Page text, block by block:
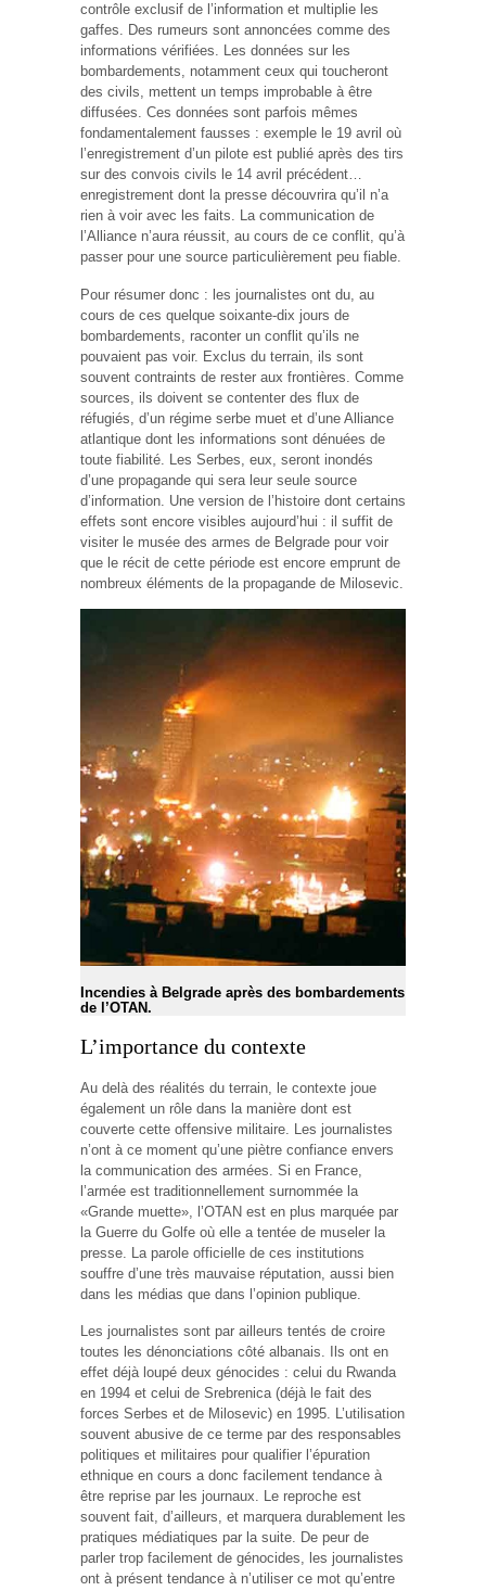
contrôle exclusif de l’information et multiplie les
gaffes. Des rumeurs sont annoncées comme des
informations vérifiées. Les données sur les
bombardements, notamment ceux qui toucheront
des civils, mettent un temps improbable à être
diffusées. Ces données sont parfois mêmes
fondamentalement fausses : exemple le 19 avril où
l’enregistrement d’un pilote est publié après des tirs
sur des convois civils le 14 avril précédent…
enregistrement dont la presse découvrira qu’il n’a
rien à voir avec les faits. La communication de
l’Alliance n’aura réussit, au cours de ce conflit, qu’à
passer pour une source particulièrement peu fiable.
Pour résumer donc : les journalistes ont du, au
cours de ces quelque soixante-dix jours de
bombardements, raconter un conflit qu’ils ne
pouvaient pas voir. Exclus du terrain, ils sont
souvent contraints de rester aux frontières. Comme
sources, ils doivent se contenter des flux de
réfugiés, d’un régime serbe muet et d’une Alliance
atlantique dont les informations sont dénuées de
toute fiabilité. Les Serbes, eux, seront inondés
d’une propagande qui sera leur seule source
d’information. Une version de l’histoire dont certains
effets sont encore visibles aujourd’hui : il suffit de
visiter le musée des armes de Belgrade pour voir
que le récit de cette période est encore emprunt de
nombreux éléments de la propagande de Milosevic.
Incendies à Belgrade après des bombardements
de l’OTAN.
L’importance du contexte
Au delà des réalités du terrain, le contexte joue
également un rôle dans la manière dont est
couverte cette offensive militaire. Les journalistes
n’ont à ce moment qu’une piètre confiance envers
la communication des armées. Si en France,
l’armée est traditionnellement surnommée la
«Grande muette», l’OTAN est en plus marquée par
la Guerre du Golfe où elle a tentée de museler la
presse. La parole officielle de ces institutions
souffre d’une très mauvaise réputation, aussi bien
dans les médias que dans l’opinion publique.
Les journalistes sont par ailleurs tentés de croire
toutes les dénonciations côté albanais. Ils ont en
effet déjà loupé deux génocides : celui du Rwanda
en 1994 et celui de Srebrenica (déjà le fait des
forces Serbes et de Milosevic) en 1995. L’utilisation
souvent abusive de ce terme par des responsables
politiques et militaires pour qualifier l’épuration
ethnique en cours a donc facilement tendance à
être reprise par les journaux. Le reproche est
souvent fait, d’ailleurs, et marquera durablement les
pratiques médiatiques par la suite. De peur de
parler trop facilement de génocides, les journalistes
ont à présent tendance à n’utiliser ce mot qu’entre